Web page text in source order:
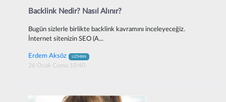
Backlink Nedir? Nasıl Alınır?
Bugün sizlerle birlikte backlink kavramını inceleyeceğiz.
İnternet sitenizin SEO (A...
Erdem Aksöz UZMAN
26 Ocak Cuma 10:40